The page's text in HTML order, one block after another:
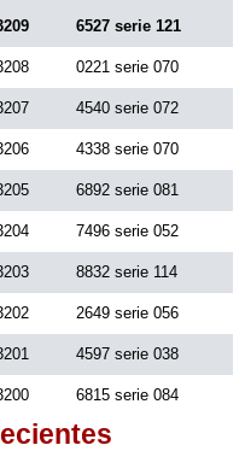
6527 serie 121
0221 serie 070
4540 serie 072
4338 serie 070
6892 serie 081
7496 serie 052
8832 serie 114
2649 serie 056
4597 serie 038
6815 serie 084